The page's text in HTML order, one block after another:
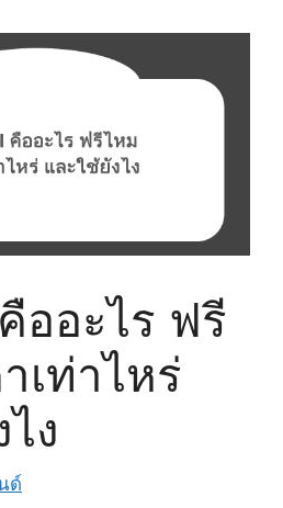
ออะไร ฟรี
เท่าไหร่
ง
ด์